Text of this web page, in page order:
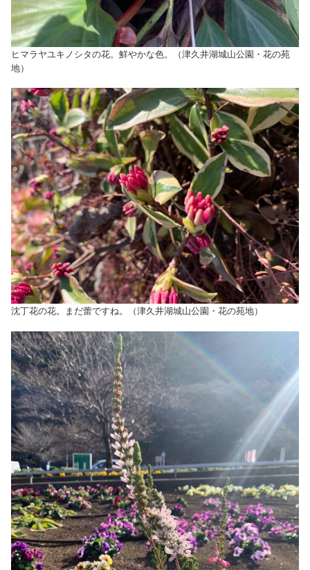
ヒマラヤユキノシタの花。鮮やかな色。（津久井湖城山公園・花の苑
地）
沈丁花の花。まだ蕾ですね。（津久井湖城山公園・花の苑地）